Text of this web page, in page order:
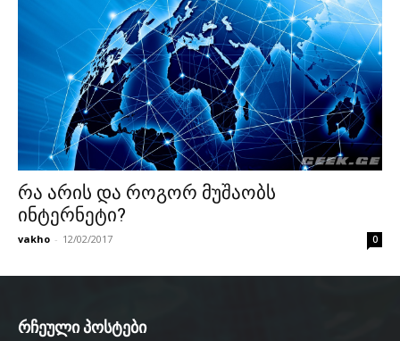
რა არის და როგორ მუშაობს
ინტერნეტი?
vakho - 12/02/2017 0
რჩეული პოსტები